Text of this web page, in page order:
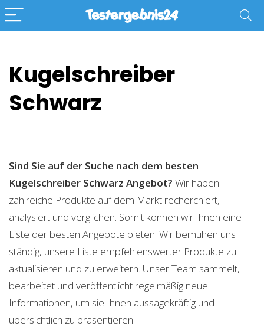
Kugelschreiber
Schwarz
Sind Sie auf der Suche nach dem besten
Kugelschreiber Schwarz Angebot? Wir haben
zahlreiche Produkte auf dem Markt recherchiert,
analysiert und verglichen. Somit können wir Ihnen eine
Liste der besten Angebote bieten. Wir bemühen uns
ständig, unsere Liste empfehlenswerter Produkte zu
aktualisieren und zu erweitern. Unser Team sammelt,
bearbeitet und veröffentlicht regelmäßig neue
Informationen, um sie Ihnen aussagekräftig und
übersichtlich zu präsentieren.